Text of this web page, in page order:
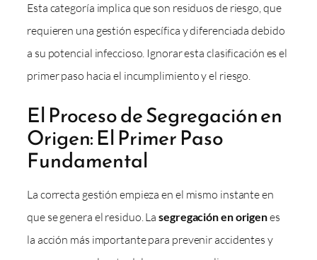
Esta categoría implica que son residuos de riesgo, que
requieren una gestión específica y diferenciada debido
a su potencial infeccioso. Ignorar esta clasificación es el
primer paso hacia el incumplimiento y el riesgo.
El Proceso de Segregación en
Origen: El Primer Paso
Fundamental
La correcta gestión empieza en el mismo instante en
que se genera el residuo. Lasegregación en origenes
la acción más importante para prevenir accidentes y